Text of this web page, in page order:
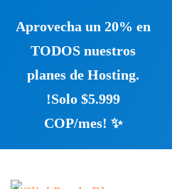
Aprovecha un 20% en
TODOS nuestros
planes de Hosting.
!Solo $5.999
COP/mes! ✨